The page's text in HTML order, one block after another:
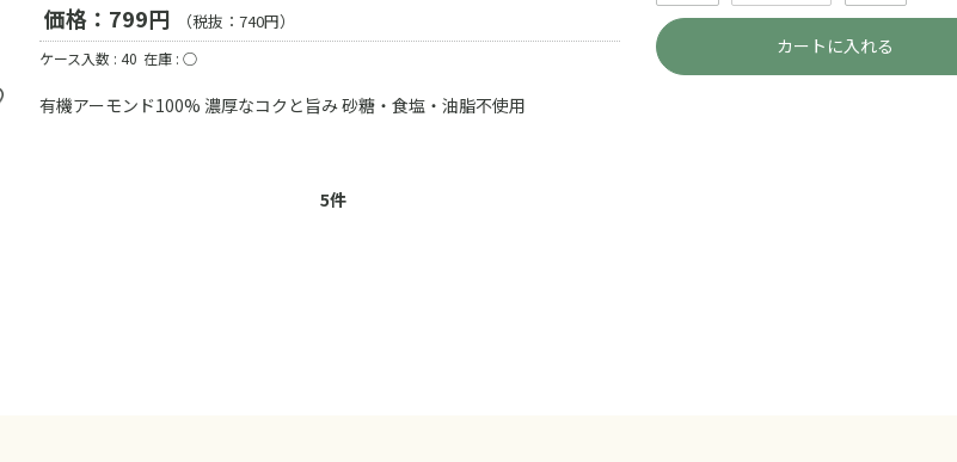
価格：799円 （税抜：740円）
ケース入数 : 40 在庫 : ○
カートに入れる
有機アーモンド100% 濃厚なコクと旨み 砂糖・食塩・油脂不使用
5件